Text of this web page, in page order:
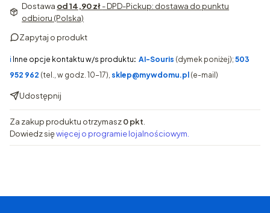
Dostawa od 14,90 zł- DPD-Pickup: dostawa do punktu
odbioru (Polska)
Zapytaj o produkt
ℹ️ Inne opcje kontaktu w/s produktu: AI-Souris (dymek poniżej); 503
952 962 (tel., w godz. 10-17), sklep@mywdomu.pl (e-mail)
Udostępnij
Za zakup produktu otrzymasz0 pkt
Dowiedz sięwięcej o programie lojalnościowym.